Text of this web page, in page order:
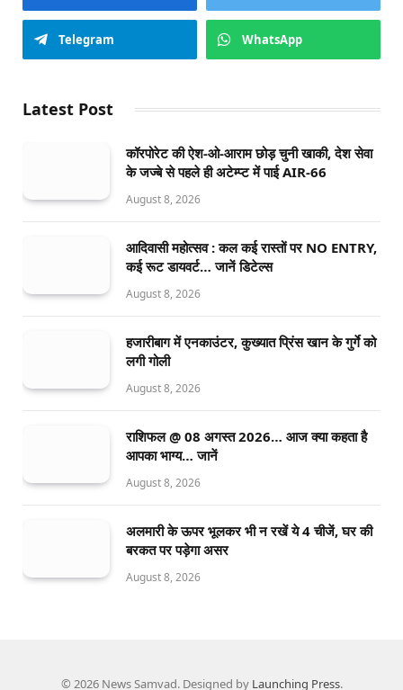
Telegram WhatsApp
Latest Post
कॉरपोरेट की ऐश-ओ-आराम छोड़ चुनी खाकी, देश सेवा
के जज्बे से पहले ही अटेम्प्ट में पाई AIR-66
August 8, 2026
आदिवासी महोत्सव : कल कई रास्तों पर NO ENTRY,
कई रूट डायवर्ट… जानें डिटेल्स
August 8, 2026
हजारीबाग में एनकाउंटर, कुख्यात प्रिंस खान के गुर्गे को
लगी गोली
August 8, 2026
राशिफल @ 08 अगस्त 2026… आज क्या कहता है
आपका भाग्य… जानें
August 8, 2026
अलमारी के ऊपर भूलकर भी न रखें ये 4 चीजें, घर की
बरकत पर पड़ेगा असर
August 8, 2026
© 2026 News Samvad. Designed by Launching Press.